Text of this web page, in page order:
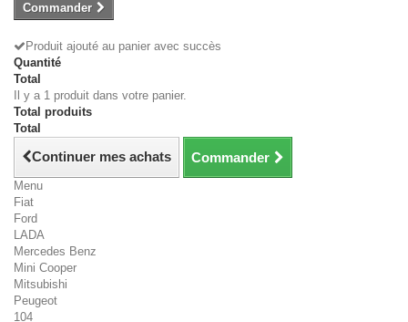
Commander
Produit ajouté au panier avec succès
Quantité
Total
Il y a 1 produit dans votre panier.
Total produits
Total
Continuer mes achats Commander
Menu
Fiat
Ford
LADA
Mercedes Benz
Mini Cooper
Mitsubishi
Peugeot
104